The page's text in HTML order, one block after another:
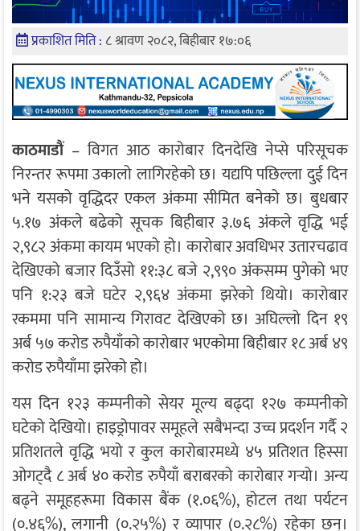
प्रकाशित मिति : ८ श्रावण २०८२, बिहीबार १७:०६
काठमाडौं– विगत आठ कारोबार दिनदेखि नेप्से परिसूचक
निरन्तर रूपमा उकालो लागिरहेको छ। यद्यपि पछिल्ला दुई दिन
भने यसको वृद्धिदर एकल अंकमा सीमित बनेको छ। बुधबार
५.१७ अंकले बढेको सूचक बिहीबार ३.७६ अंकले वृद्धि भई
२,९८२ अंकमा कायम भएको हो। कारोबार अवधिभर उतारचढाव
देखिएको बजार दिउँसो ११:३८ बजे २,९९० अंकसम्म पुगेको भए
पनि १:२३ बजे घटेर २,९६४ अंकमा झरेको थियो। कारोबार
रकममा पनि सामान्य गिरावट देखिएको छ। अघिल्लो दिन १९
अर्ब ५७ करोड रुपैयाँको कारोबार भएकोमा बिहीबार १८ अर्ब ४९
करोड रुपैयाँमा झरेको हो।
यस दिन १२३ कम्पनीको सेयर मूल्य बढ्दा १२७ कम्पनीको
घटेको देखियो। हाइड्रोपावर समूहले सबैभन्दा उच्च प्रदर्शन गर्दै २
प्रतिशतले वृद्धि भयो र कुल कारोबारमध्ये ४५ प्रतिशत हिस्सा
ओगट्दै ८ अर्ब ४० करोड रुपैयाँ बराबरको कारोबार गर्‍यो। अन्य
बढ्ने समूहहरूमा विकास बैंक (१.०६%), होटल तथा पर्यटन
(०.४६%), लगानी (०.२५%) र व्यापार (०.२८%) रहेका छन्।